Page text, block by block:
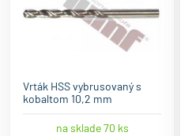
Vrták HSS vybrusovaný s
kobaltom 10,2 mm
na sklade 70 ks